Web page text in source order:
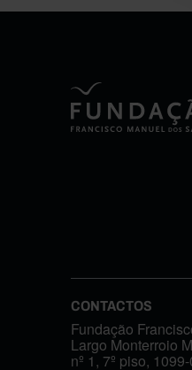
CONTACTOS
Fundação
Largo Monterroio
nº 1, 7º piso,